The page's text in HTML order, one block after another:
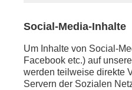
Social-Media-Inhalte
Um Inhalte von Social-
Facebook etc.) auf
werden teilweise direkte
Servern der Sozialen